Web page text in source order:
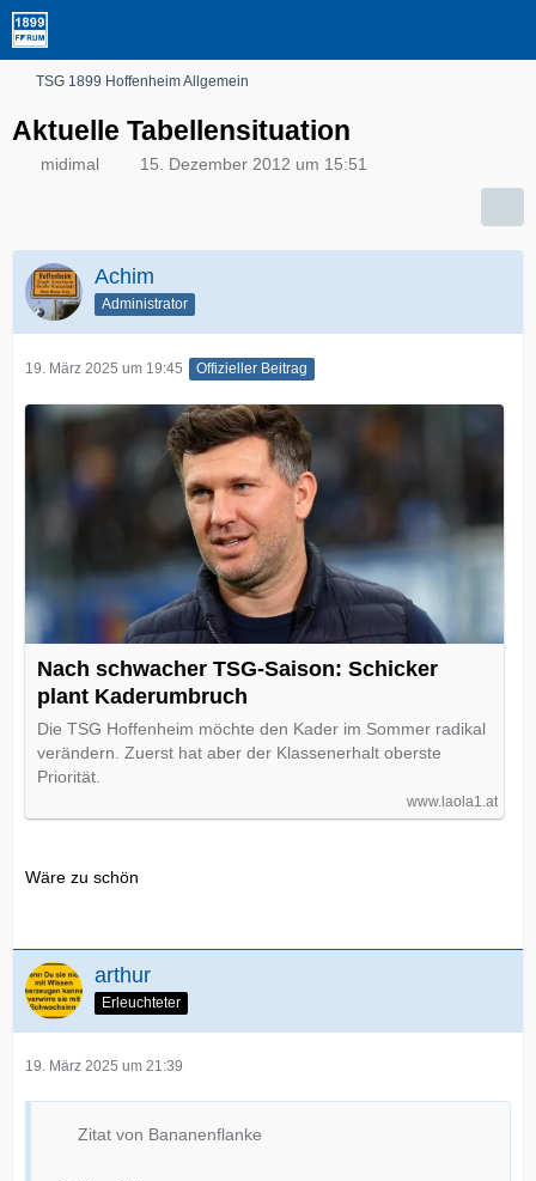
TSG 1899 Hoffenheim Allgemein
Aktuelle Tabellensituation
midimal 15. Dezember 2012 um 15:51
Achim
Administrator
19. März 2025 um 19:45 Offizieller Beitrag
Nach schwacher TSG-Saison: Schicker
plant Kaderumbruch
Die TSG Hoffenheim möchte den Kader im Sommer radikal
verändern. Zuerst hat aber der Klassenerhalt oberste
Priorität.
www.laola1.at
Wäre zu schön
arthur
Erleuchteter
19. März 2025 um 21:39
Zitat von Bananenflanke